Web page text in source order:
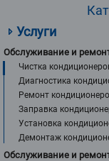
Услуги
Обслуживание и
Чистка
Диагностика
Ремонт
Заправка
Установка
Демонтаж
Обслуживание и